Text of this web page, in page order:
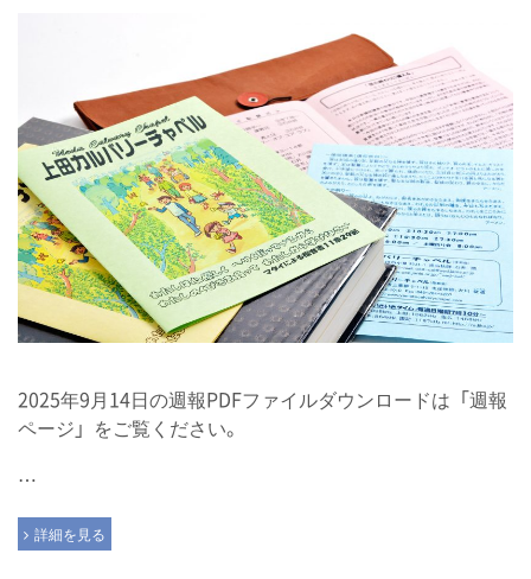
2025年9月14日の週報PDFファイルダウンロードは「週報
ページ」をご覧ください。
…
詳細を見る